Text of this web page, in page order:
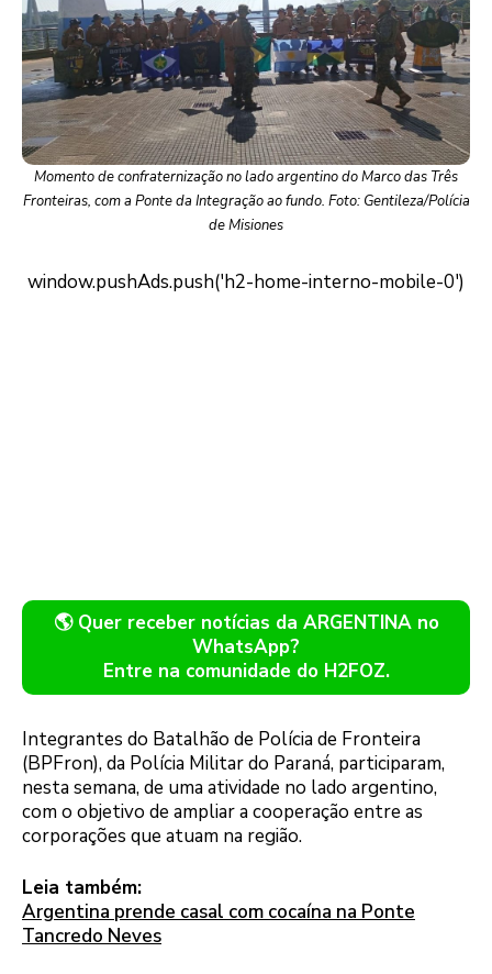
Momento de confraternização no lado argentino do Marco das Três
Fronteiras, com a Ponte da Integração ao fundo. Foto: Gentileza/Polícia
de Misiones
🌎 Quer receber notícias da ARGENTINA no
WhatsApp?
Entre na comunidade do H2FOZ.
Integrantes do Batalhão de Polícia de Fronteira
(BPFron), da Polícia Militar do Paraná, participaram,
nesta semana, de uma atividade no lado argentino,
com o objetivo de ampliar a cooperação entre as
corporações que atuam na região.
Leia também:
Argentina prende casal com cocaína na Ponte
Tancredo Neves